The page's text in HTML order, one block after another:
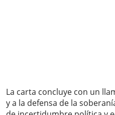
La carta concluye con un
y a la defensa de la